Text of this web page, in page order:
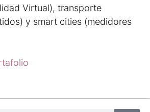
Virtual), transporte
y smart cities (medidores